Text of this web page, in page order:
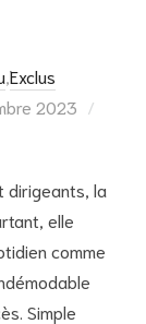
Exclus
2023
dirigeants, la
elle
comme
Simple